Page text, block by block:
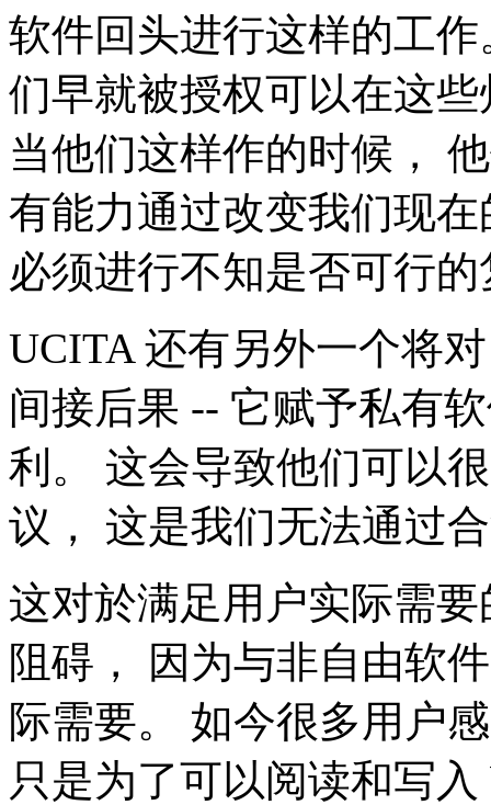
软件回头进行这样的工
们早就被授权可以在这
当他们这样作的时候，
有能力通过改变我们现
必须进行不知是否可行
UCITA 还有另外一个将
间接后果 -- 它赋予私有
利。 这会导致他们可以
议， 这是我们无法通过
这对於满足用户实际需
阻碍， 因为与非自由软
际需要。 如今很多用户
只是为了可以阅读和写